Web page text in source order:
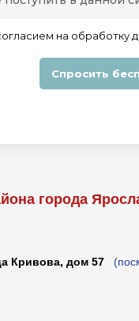
города
Кривова, дом 57